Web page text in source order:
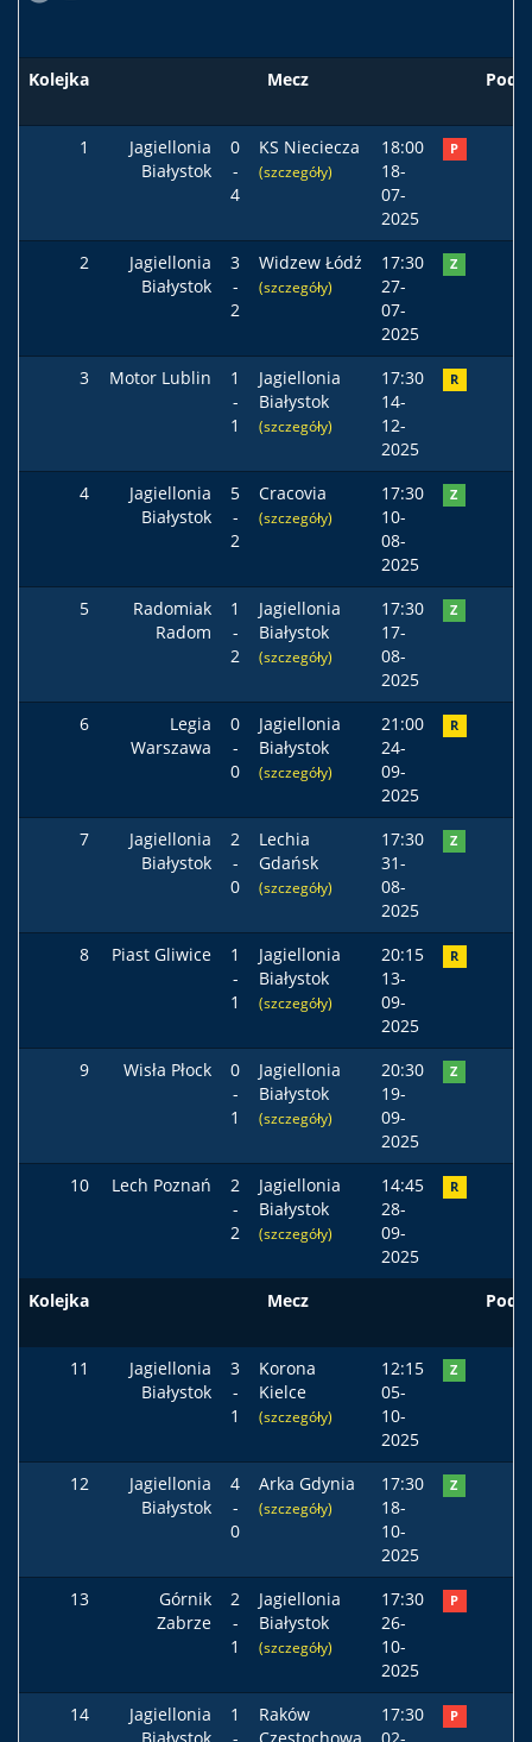
Kolejka Mecz Podst
1
Jagiellonia
Białystok
0
-
4
KS Nieciecza
(szczegóły)
18:00
18-
07-
2025
P
2
Jagiellonia
Białystok
3
-
2
Widzew Łódź
(szczegóły)
17:30
27-
07-
2025
Z
3 Motor Lublin
1
-
1
Jagiellonia
Białystok
(szczegóły)
17:30
14-
12-
2025
R
4
Jagiellonia
Białystok
5
-
2
Cracovia
(szczegóły)
17:30
10-
08-
2025
Z
5
Radomiak
Radom
1
-
2
Jagiellonia
Białystok
(szczegóły)
17:30
17-
08-
2025
Z
6
Legia
Warszawa
0
-
0
Jagiellonia
Białystok
(szczegóły)
21:00
24-
09-
2025
R
7
Jagiellonia
Białystok
2
-
0
Lechia
Gdańsk
(szczegóły)
17:30
31-
08-
2025
Z
8 Piast Gliwice
1
-
1
Jagiellonia
Białystok
(szczegóły)
20:15
13-
09-
2025
R
9 Wisła Płock
0
-
1
Jagiellonia
Białystok
(szczegóły)
20:30
19-
09-
2025
Z
10 Lech Poznań
2
-
2
Jagiellonia
Białystok
(szczegóły)
14:45
28-
09-
2025
R
Kolejka Mecz Podst
11
Jagiellonia
Białystok
3
-
1
Korona
Kielce
(szczegóły)
12:15
05-
10-
2025
Z
12
Jagiellonia
Białystok
4
-
0
Arka Gdynia
(szczegóły)
17:30
18-
10-
2025
Z
13
Górnik
Zabrze
2
-
1
Jagiellonia
Białystok
(szczegóły)
17:30
26-
10-
2025
P
14
Jagiellonia
1
Raków
17:30
P